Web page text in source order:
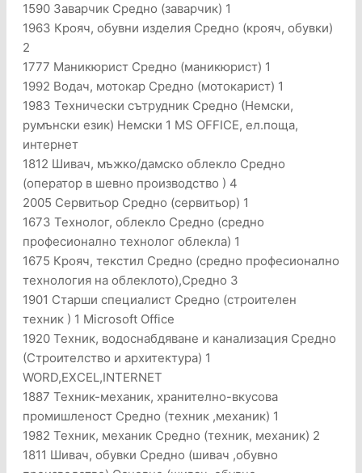
1590 Заварчик Средно (заварчик) 1
1963 Крояч, обувни изделия Средно (крояч, обувки)
2
1777 Маникюрист Средно (маникюрист) 1
1992 Водач, мотокар Средно (мотокарист) 1
1983 Технически сътрудник Средно (Немски,
румънски език) Немски 1 MS OFFICE, ел.поща,
интернет
1812 Шивач, мъжко/дамско облекло Средно
(оператор в шевно производство ) 4
2005 Сервитьор Средно (сервитьор) 1
1673 Технолог, облекло Средно (средно
професионално технолог облекла) 1
1675 Крояч, текстил Средно (средно професионално
технология на облеклото),Средно 3
1901 Старши специалист Средно (строителен
техник ) 1 Microsoft Office
1920 Техник, водоснабдяване и канализация Средно
(Строителство и архитектура) 1
WORD,EXCEL,INTERNET
1887 Техник-механик, хранително-вкусова
промишленост Средно (техник ,механик) 1
1982 Техник, механик Средно (техник, механик) 2
1811 Шивач, обувки Средно (шивач ,обувно